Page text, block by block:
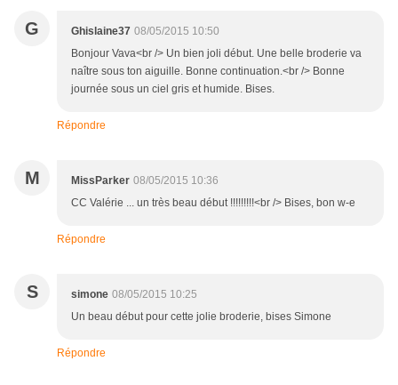
G Ghislaine37 08/05/2015 10:50
Bonjour Vava<br /> Un bien joli début. Une belle broderie va
naître sous ton aiguille. Bonne continuation.<br /> Bonne
journée sous un ciel gris et humide. Bises.
Répondre
M MissParker 08/05/2015 10:36
CC Valérie ... un très beau début !!!!!!!!!<br /> Bises, bon w-e
Répondre
S simone 08/05/2015 10:25
Un beau début pour cette jolie broderie, bises Simone
Répondre